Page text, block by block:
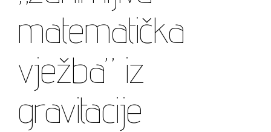
matematička
vježba” iz
gravitacije